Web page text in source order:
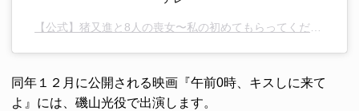
【公式】猪又進と8人の喪女〜私の初めてもらってください〜
同年１２月に公開される映画『午前0時、キスしに来て
よ』には、磯山光役で出演します。